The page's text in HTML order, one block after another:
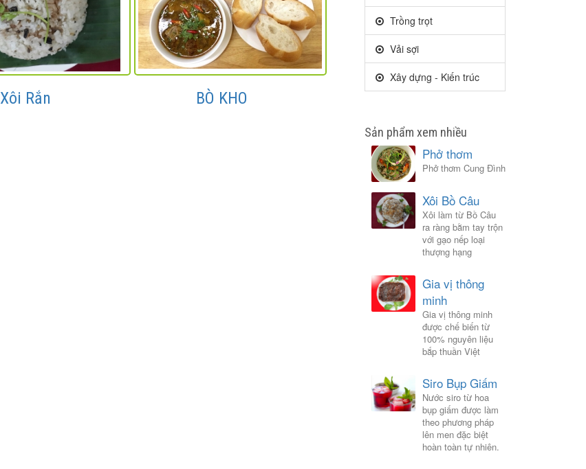
Xôi Rắn BÒ KHO
Trồng trọt
Vải sợi
Xây dựng - Kiến trúc
Sản phẩm xem nhiều
Phở thơm
Phở thơm Cung Đình
Xôi Bồ Câu
Xôi làm từ Bồ Câu
ra ràng bằm tay trộn
với gạo nếp loại
thượng hạng
Gia vị thông
minh
Gia vị thông minh
được chế biến từ
100% nguyên liệu
bắp thuần Việt
Siro Bụp Giấm
Nước siro từ hoa
bụp giấm được làm
theo phương pháp
lên men đặc biệt
hoàn toàn tự nhiên.